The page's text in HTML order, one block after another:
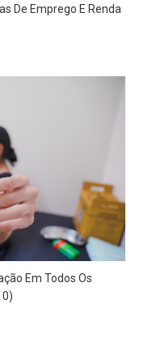
De Emprego E Renda
Em Todos Os